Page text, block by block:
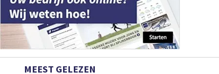
MEEST GELEZEN